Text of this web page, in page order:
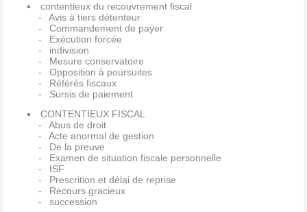
contentieux du recouvrement fiscal
Avis à tiers détenteur
Commandement de payer
Exécution forcée
indivision
Mesure conservatoire
Opposition à poursuites
Référés fiscaux
Sursis de paiement
CONTENTIEUX FISCAL
Abus de droit
Acte anormal de gestion
De la preuve
Examen de situation fiscale personnelle
ISF
Prescrition et délai de reprise
Recours gracieux
succession